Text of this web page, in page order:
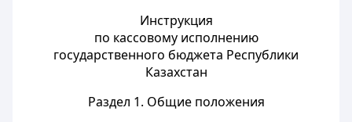
Инструкция
по кассовому исполнению
государственного бюджета Республики
Казахстан
Раздел 1. Общие положения